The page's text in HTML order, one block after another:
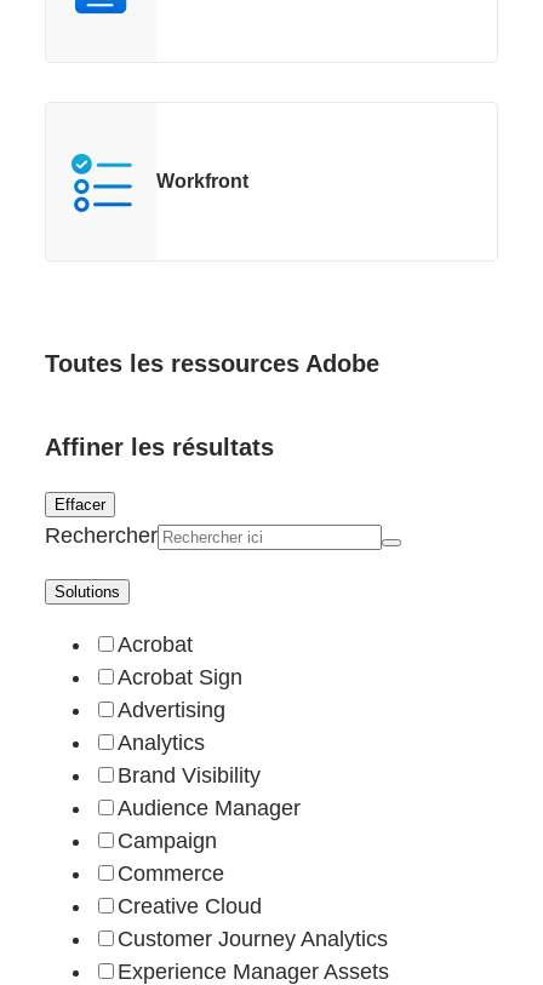
Workfront
Toutes les ressources Adobe
Affiner les résultats
Effacer
Rechercher
Solutions
Acrobat
Acrobat Sign
Advertising
Analytics
Brand Visibility
Audience Manager
Campaign
Commerce
Creative Cloud
Customer Journey Analytics
Experience Manager Assets